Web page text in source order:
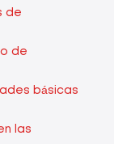
de
de
básicas
las